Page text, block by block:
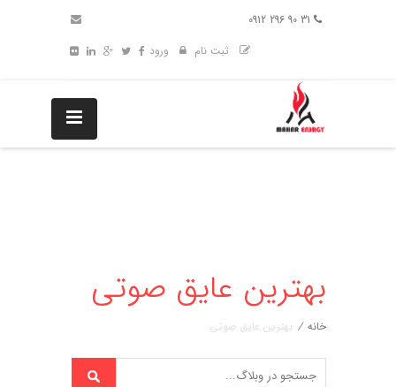
ثبت نام
ورود
بهترین عایق صوتی
خانه / بهترین عایق صوتی